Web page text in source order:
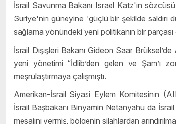
İsrail Savunma Bakanı Israel Katz'ın
Suriye'nin güneyine 'güçlü bir şekilde saldırı
sağlama yönündeki yeni politikanın bir
İsrail Dışişleri Bakanı Gideon Saar
yeni yönetimi “İdlib’den gelen ve Şam’ı
meşrulaştırmaya çalışmıştı.
Amerikan-İsrail Siyasi Eylem Komitesinin
İsrail Başbakanı Binyamin Netanyahu da
mesajını vermiş, bölgenin silahlardan